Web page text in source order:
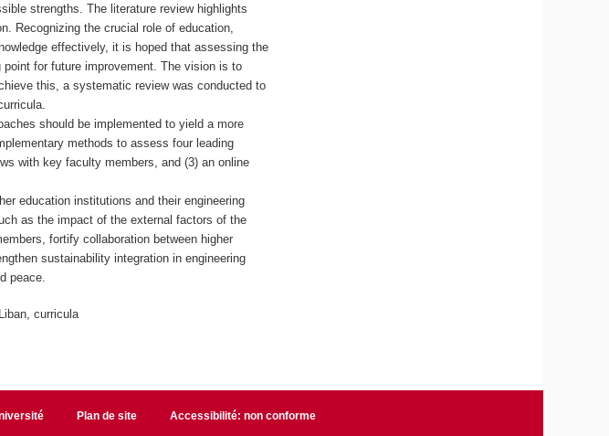
strengths. The literature review highlights
Recognizing the crucial role of education,
effectively, it is hoped that assessing the
for future improvement. The vision is to
this, a systematic review was conducted to
should be implemented to yield a more
methods to assess four leading
with key faculty members, and (3) an online
education institutions and their engineering
as the impact of the external factors of the
fortify collaboration between higher
sustainability integration in engineering
peace.
curricula
Plan de site Accessibilité: non conforme